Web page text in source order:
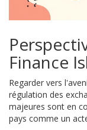
Finance
Regarder vers
régulation des
majeures sont en
pays comme un